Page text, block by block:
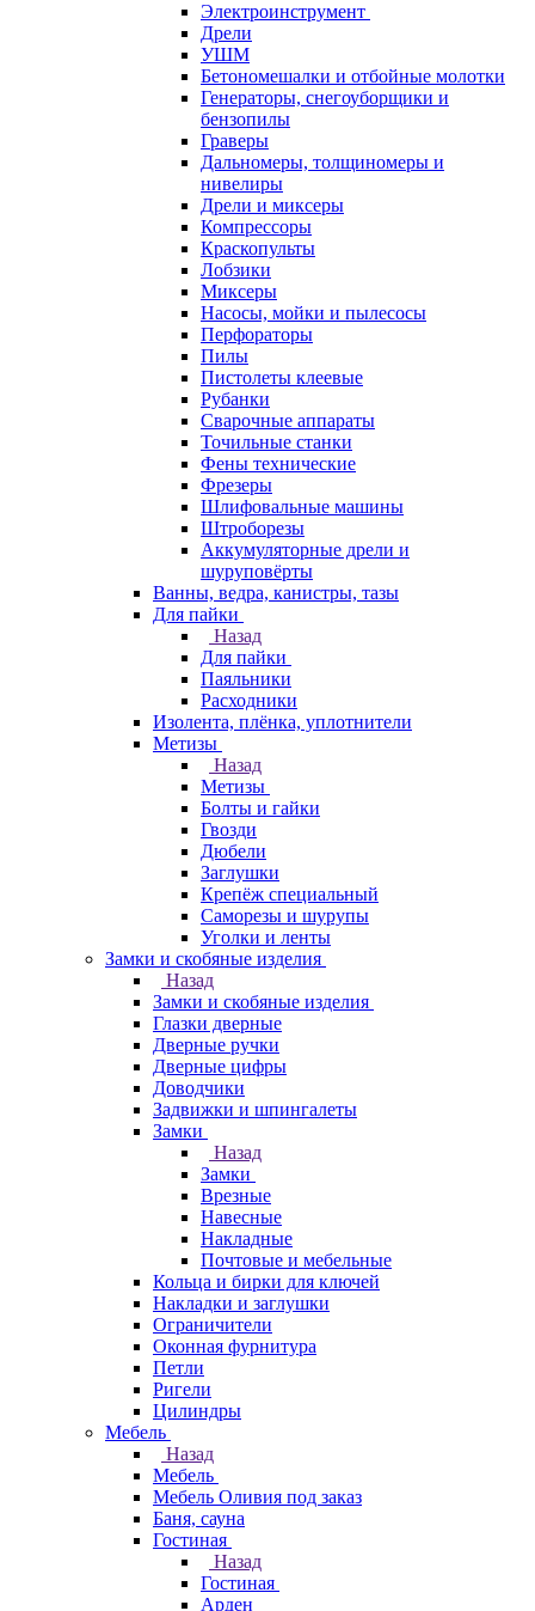
Электроинструмент
Дрели
УШМ
Бетономешалки и отбойные молотки
Генераторы, снегоуборщики и
бензопилы
Граверы
Дальномеры, толщиномеры и
нивелиры
Дрели и миксеры
Компрессоры
Краскопульты
Лобзики
Миксеры
Насосы, мойки и пылесосы
Перфораторы
Пилы
Пистолеты клеевые
Рубанки
Сварочные аппараты
Точильные станки
Фены технические
Фрезеры
Шлифовальные машины
Штроборезы
Аккумуляторные дрели и
шуруповёрты
Ванны, ведра, канистры, тазы
Для пайки
Назад
Для пайки
Паяльники
Расходники
Изолента, плёнка, уплотнители
Метизы
Назад
Метизы
Болты и гайки
Гвозди
Дюбели
Заглушки
Крепёж специальный
Саморезы и шурупы
Уголки и ленты
Замки и скобяные изделия
Назад
Замки и скобяные изделия
Глазки дверные
Дверные ручки
Дверные цифры
Доводчики
Задвижки и шпингалеты
Замки
Назад
Замки
Врезные
Навесные
Накладные
Почтовые и мебельные
Кольца и бирки для ключей
Накладки и заглушки
Ограничители
Оконная фурнитура
Петли
Ригели
Цилиндры
Мебель
Назад
Мебель
Мебель Оливия под заказ
Баня, сауна
Гостиная
Назад
Гостиная
Арден